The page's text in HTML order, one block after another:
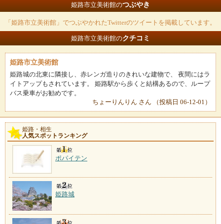
姫路市立美術館のつぶやき
「姫路市立美術館」でつぶやかれたTwitterのツイートを掲載しています。
姫路市立美術館のクチコミ
姫路市立美術館
姫路城の北東に隣接し、赤レンガ造りのきれいな建物で、 夜間にはラ
イトアップもされています。 姫路駅から歩くと結構あるので、ループ
バス乗車がお勧めです。
ちょーりんりん さん （投稿日 06-12-01）
姫路・相生
人気スポットランキング
ポパイテン
姫路城